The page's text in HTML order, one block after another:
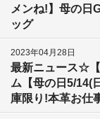
メンね!】母の日
ッグ
2023年04月28日
最新ニュース☆
ム【母の日5/14(
庫限り!本革お仕